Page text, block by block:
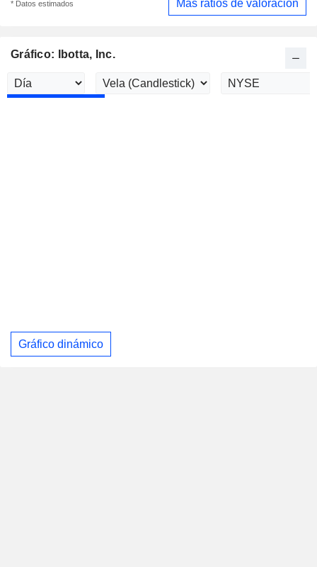
* Datos estimados Más ratios de valoración
Gráfico: Ibotta, Inc.
Gráfico dinámico